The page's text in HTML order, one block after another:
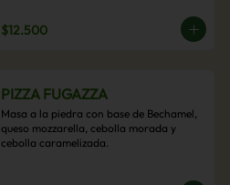
$12.500
PIZZA FUGAZZA
Masa a la piedra con base de Bechamel,
queso mozzarella, cebolla morada y
cebolla caramelizada.